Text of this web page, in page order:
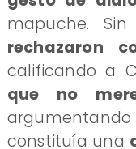
mapuche.
rechazaron
calificando a
que no
constituía una